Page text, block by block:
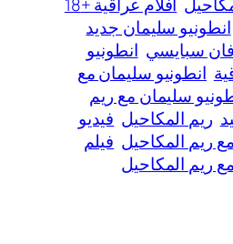
انطونيو سليمان جديد
فان سبايسي انطونيو
انطونيو سليمان مع
سليمان مع ريم
ريم المكاحيل فيديو
ريم المكاحيل فيلم
ريم المكاحيل